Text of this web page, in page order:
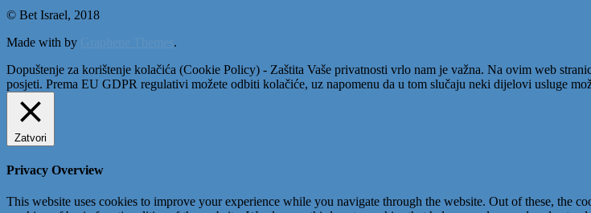
© Bet Israel, 2018
Made with by
.
Dopuštenje za korištenje kolačića (Cookie Policy) - Zaštita Vaše privatnosti vrlo nam je važna. Na ovim web
posjeti. Prema EU GDPR regulativi možete odbiti kolačiće, uz napomenu da u tom slučaju neki dijelovi usluge
Zatvori
Privacy Overview
This website uses cookies to improve your experience while you navigate through the website. Out of these, the